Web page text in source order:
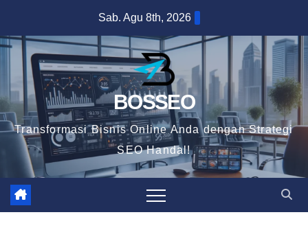
content
Sab. Agu 8th, 2026
BOSSEO
Transformasi Bisnis Online Anda dengan Strategi
SEO Handal!